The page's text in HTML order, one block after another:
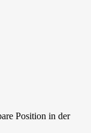
Position in der